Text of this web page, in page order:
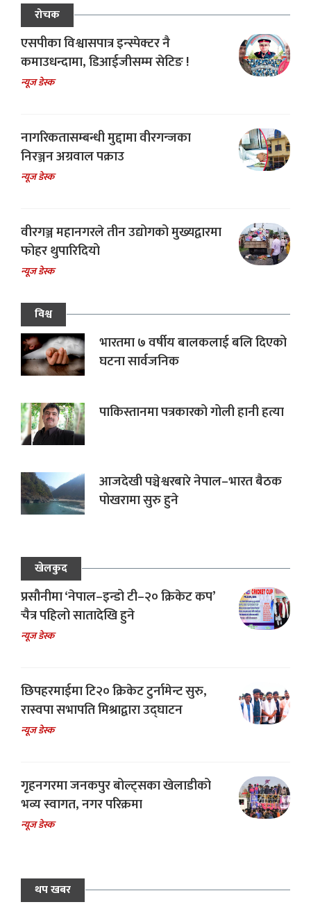
रोचक
एसपीका विश्वासपात्र इन्स्पेक्टर नै
कमाउधन्दामा, डिआईजीसम्म सेटिङ !
न्यूज डेस्क
नागरिकतासम्बन्धी मुद्दामा वीरगन्जका
निरञ्जन अग्रवाल पक्राउ
न्यूज डेस्क
वीरगञ्ज महानगरले तीन उद्योगको मुख्यद्वारमा
फोहर थुपारिदियो
न्यूज डेस्क
विश्व
भारतमा ७ वर्षीय बालकलाई बलि दिएको
घटना सार्वजनिक
पाकिस्तानमा पत्रकारको गोली हानी हत्या
आजदेखी पञ्चेश्वरबारे नेपाल–भारत बैठक
पोखरामा सुरु हुने
खेलकुद
प्रसौनीमा ‘नेपाल–इन्डो टी–२० क्रिकेट कप’
चैत्र पहिलो सातादेखि हुने
न्यूज डेस्क
छिपहरमाईमा टि२० क्रिकेट टुर्नामेन्ट सुरु,
रास्वपा सभापति मिश्राद्वारा उद्घाटन
न्यूज डेस्क
गृहनगरमा जनकपुर बोल्ट्सका खेलाडीको
भव्य स्वागत, नगर परिक्रमा
न्यूज डेस्क
थप खबर